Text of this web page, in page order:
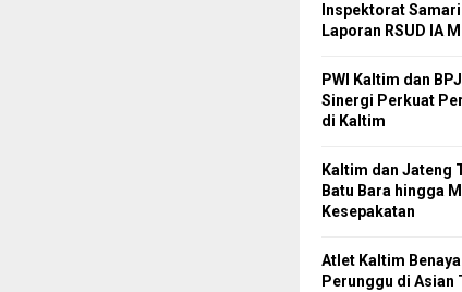
Inspektorat
Laporan RSUD IA
PWI Kaltim dan
Sinergi Perkuat
di Kaltim
Kaltim dan Jateng
Batu Bara hingga
Kesepakatan
Atlet Kaltim
Perunggu di Asian